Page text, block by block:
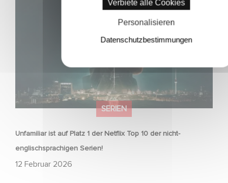
SERIEN
Unfamiliar ist auf Platz 1 der Netflix Top 10 der nicht-
englischsprachigen Serien!
12 Februar 2026
Unfamiliar ist auf Platz 1 der Netflix Top 10 der nicht-
Verbiete alle Cookies
Personalisieren
Datenschutzbestimmungen